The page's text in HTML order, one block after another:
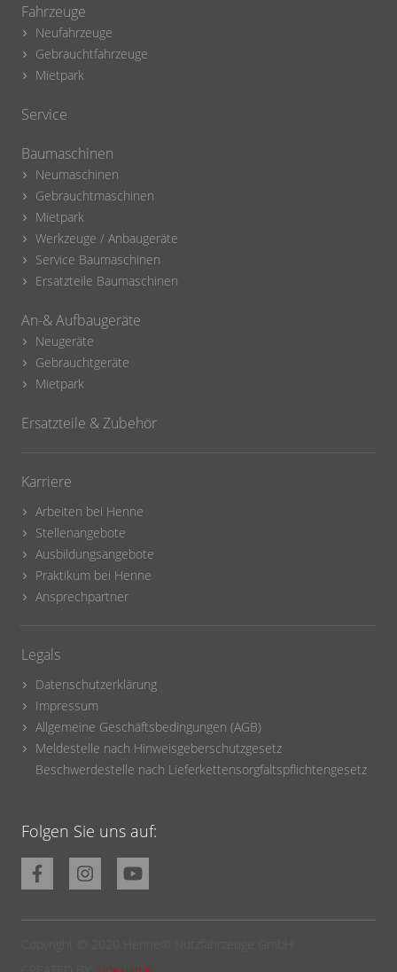
Fahrzeuge
Neufahrzeuge
Gebrauchtfahrzeuge
Mietpark
Service
Baumaschinen
Neumaschinen
Gebrauchtmaschinen
Mietpark
Werkzeuge / Anbaugeräte
Service Baumaschinen
Ersatzteile Baumaschinen
An-& Aufbaugeräte
Neugeräte
Gebrauchtgeräte
Mietpark
Ersatzteile & Zubehör
Karriere
Arbeiten bei Henne
Stellenangebote
Ausbildungsangebote
Praktikum bei Henne
Ansprechpartner
Legals
Datenschutzerklärung
Impressum
Allgemeine Geschäftsbedingungen (AGB)
Meldestelle nach Hinweisgeberschutzgesetz
Beschwerdestelle nach Lieferkettensorgfaltspflichtengesetz
Folgen Sie uns auf: